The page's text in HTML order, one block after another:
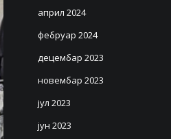
април 2024
фебруар 2024
децембар 2023
новембар 2023
јул 2023
јун 2023